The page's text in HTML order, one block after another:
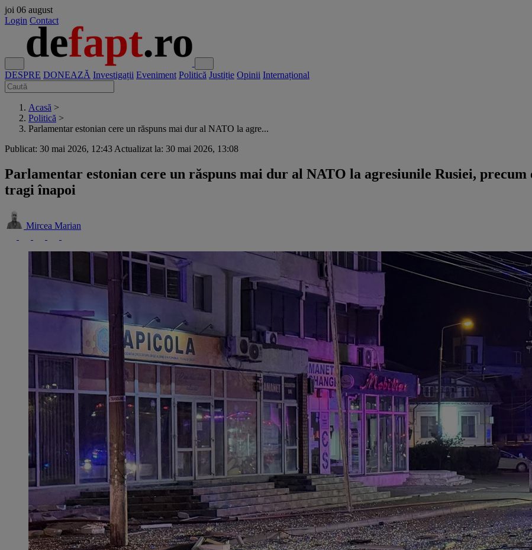
joi 06 august
Login Contact
DESPRE DONEAZĂ Investigații Eveniment Politică Justiție Opinii Internațional
Acasă >
Politică >
Parlamentar estonian cere un răspuns mai dur al NATO la agre...
Publicat: 30 mai 2026, 12:43 Actualizat la: 30 mai 2026, 13:08
Parlamentar estonian cere un răspuns mai dur al NATO la agresiunile Rusiei,
tragi înapoi
Mircea Marian